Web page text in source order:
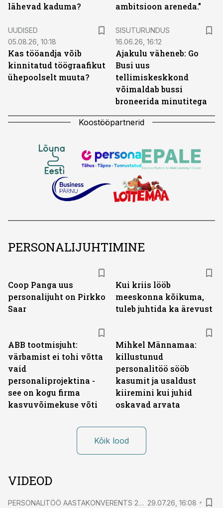
lähevad kaduma?
ambitsioon areneda.”
UUDISED
05.08.26, 10:18
Kas tööandja võib
kinnitatud töögraafikut
ühepoolselt muuta?
SISUTURUNDUS
16.06.26, 16:12
Ajakulu väheneb: Go
Busi uus
tellimiskeskkond
võimaldab bussi
broneerida minutitega
Koostööpartnerid
PERSONALIJUHTIMINE
Coop Panga uus
personalijuht on Pirkko
Saar
Kui kriis lööb
meeskonna kõikuma,
tuleb juhtida ka ärevust
ABB tootmisjuht:
värbamist ei tohi võtta
vaid
personaliprojektina -
see on kogu firma
kasvuvõimekuse võti
Mihkel Männamaa:
killustunud
personalitöö sööb
kasumit ja usaldust
kiiremini kui juhid
oskavad arvata
Kõik lood
VIDEOD
PERSONALITÖÖ AASTAKONVERENTS 2026 29.07.26, 16:08